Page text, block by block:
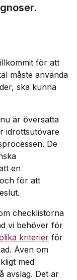
för att
måste använda
ska kunna
är översatta
idrottsutövare
De
en
för att
checklistorna
vi behöver för
kriterier för
Även om
med
avslag. Det är